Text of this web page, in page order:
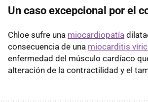
Un caso excepcional por el
Chloe sufre una miocardiopatía
consecuencia de una miocarditis
enfermedad del músculo cardíaco
alteración de la contractilidad y el